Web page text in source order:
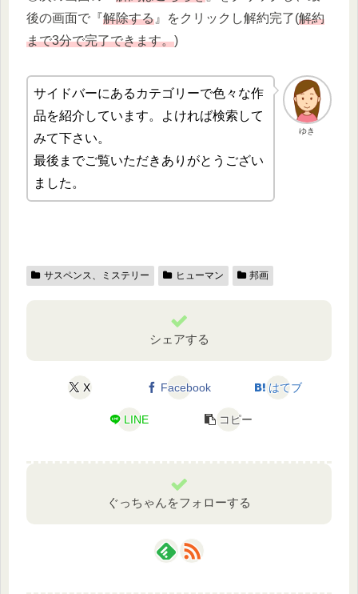
後の画面で『 解除する』をクリックし解約完了(解約
まで3分で完了できます。)
ゆき
サイドバーにあるカテゴリーで色々な作
品を紹介しています。よければ検索して
みて下さい。
最後までご覧いただきありがとうござい
ました。
サスペンス、ミステリー ヒューマン 邦画
シェアする
X Facebook はてブ
LINE コピー
ぐっちゃんをフォローする